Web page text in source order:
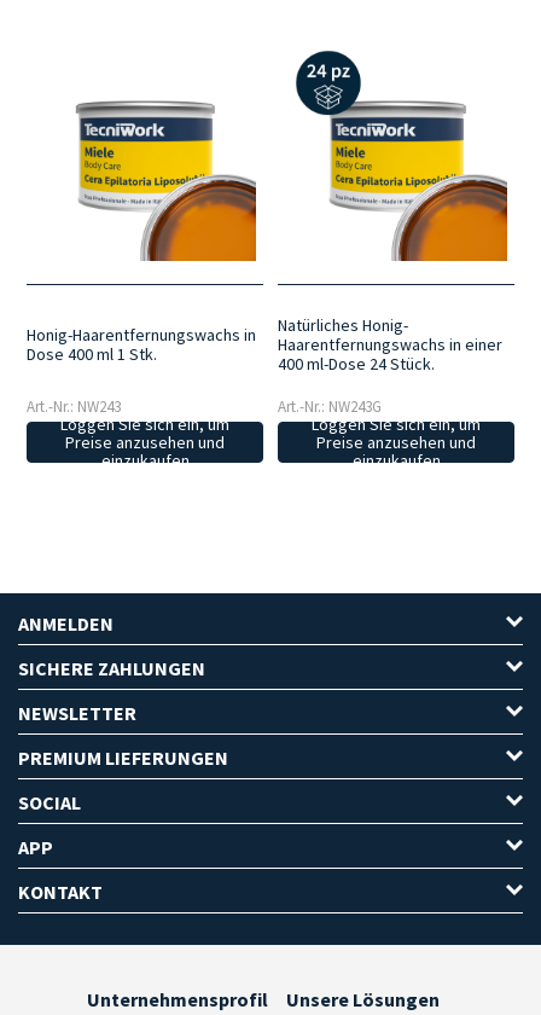
Honig-Haarentfernungswachs in
Dose 400 ml 1 Stk.
Art.-Nr.: NW243
Loggen Sie sich ein, um
Preise anzusehen und
einzukaufen
Natürliches Honig-
Haarentfernungswachs in einer
400 ml-Dose 24 Stück.
Art.-Nr.: NW243G
Loggen Sie sich ein, um
Preise anzusehen und
einzukaufen
ANMELDEN
SICHERE ZAHLUNGEN
NEWSLETTER
PREMIUM LIEFERUNGEN
SOCIAL
APP
KONTAKT
Unternehmensprofil Unsere Lösungen